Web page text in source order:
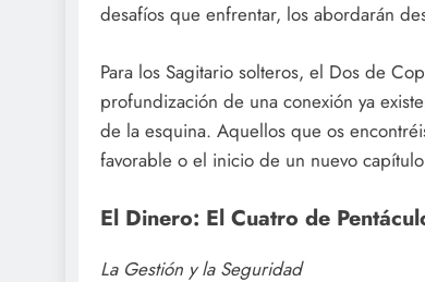
desafíos que enfrentar, los abordarán
Para los Sagitario solteros, el Dos de
profundización de una conexión ya
de la esquina. Aquellos que os
favorable o el inicio de un nuevo
El Dinero: El Cuatro de
La Gestión y la Seguridad